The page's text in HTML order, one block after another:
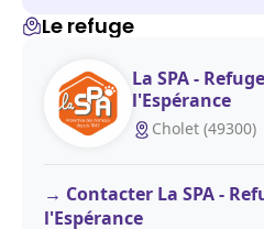
Le refuge
La SPA -
l'Espérance
Cholet (49300)
Contacter La SPA -
l'Espérance